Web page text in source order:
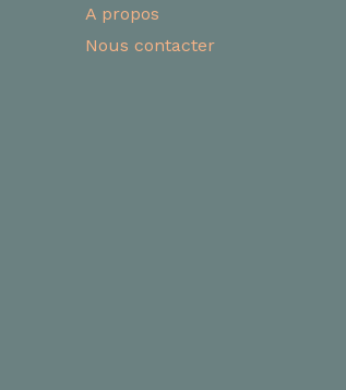
A propos
Nous contacter